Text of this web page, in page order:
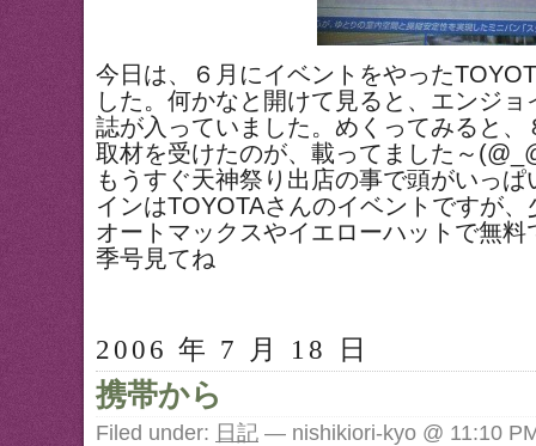
今日は、６月にイベントをやった
した。何かなと開けて見ると、エンジ
誌が入っていました。めくってみると
取材を受けたのが、載ってました～
もうすぐ天神祭り出店の事で頭がいっ
インはTOYOTAさんのイベントですが
オートマックスやイエローハットで無
季号見てね
2006 年 7 月 18 日
携帯から
Filed under: 日記 — nishikiori-kyo @ 11:10